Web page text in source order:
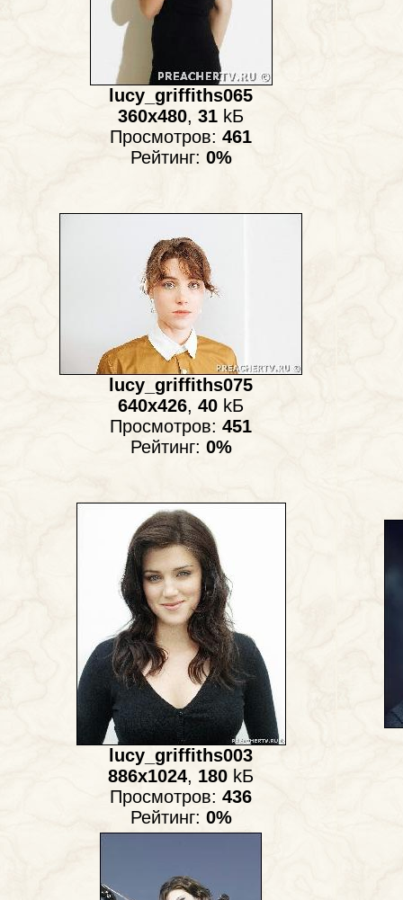
lucy_griffiths065
360x480, 31 kБ
Просмотров: 461
Рейтинг: 0%
lucy_griffiths075
640x426, 40 kБ
Просмотров: 451
Рейтинг: 0%
lucy_griffiths003
886x1024, 180 kБ
Просмотров: 436
Рейтинг: 0%